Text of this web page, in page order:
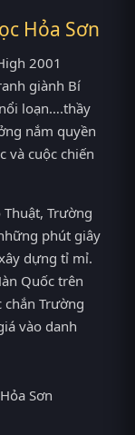
Hỏa Sơn
2001
giành Bí
loạn….thầy
nắm quyền
và cuộc chiến
Trường
phút giây
dựng tỉ mỉ.
Quốc trên
chắn Trường
vào danh